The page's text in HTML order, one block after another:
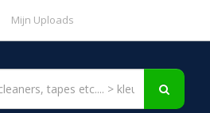
Mijn Uploads